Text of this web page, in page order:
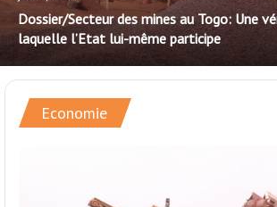
des mines au Togo: Une véritable mafia à
lui-même participe
Economie